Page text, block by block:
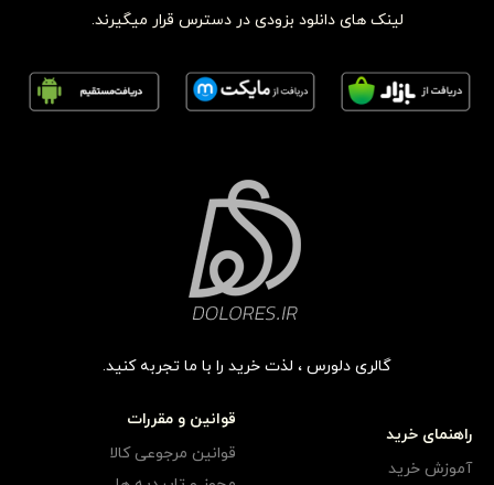
لینک های دانلود بزودی در دسترس قرار میگیرند.
گالری دلورس ، لذت خرید را با ما تجربه کنید.
راهنمای خرید
آموزش خرید
قوانین و مقررات
قوانین مرجوعی کالا